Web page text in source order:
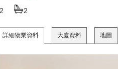
2 2
詳細物業資料 大廈資料 地圖